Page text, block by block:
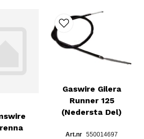
Gaswire Gilera
Runner 125
(Nedersta Del)
550014697